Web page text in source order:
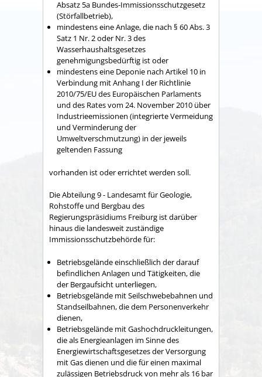
Absatz 5a Bundes-Immissionsschutzgesetz
(Störfallbetrieb),
mindestens eine Anlage, die nach § 60 Abs. 3
Satz 1 Nr. 2 oder Nr. 3 des
Wasserhaushaltsgesetzes
genehmigungsbedürftig ist oder
mindestens eine Deponie nach Artikel 10 in
Verbindung mit Anhang I der Richtlinie
2010/75/EU des Europäischen Parlaments
und des Rates vom 24. November 2010 über
Industrieemissionen (integrierte Vermeidung
und Verminderung der
Umweltverschmutzung) in der jeweils
geltenden Fassung
vorhanden ist oder errichtet werden soll.
Die Abteilung 9 - Landesamt für Geologie,
Rohstoffe und Bergbau des
Regierungspräsidiums Freiburg ist darüber
hinaus die landesweit zuständige
Immissionsschutzbehörde für:
Betriebsgelände einschließlich der darauf
befindlichen Anlagen und Tätigkeiten, die
der Bergaufsicht unterliegen,
Betriebsgelände mit Seilschwebebahnen und
Standseilbahnen, die dem Personenverkehr
dienen,
Betriebsgelände mit Gashochdruckleitungen,
die als Energieanlagen im Sinne des
Energiewirtschaftsgesetzes der Versorgung
mit Gas dienen und die für einen maximal
zulässigen Betriebsdruck von mehr als 16 bar